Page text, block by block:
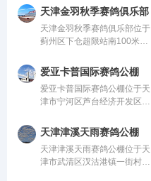
国信鸽协会监管。该公棚以国
际、国内先进、科学合理的设
计方案进行建设，采用一体化
钢架结构，公棚
天津金羽秋季赛鸽俱乐部
天津金羽秋季赛鸽俱乐部位于
蓟州区下仓超限站南100米路
公棚以国际、国内先进、科学
合理的设计方案进行建设，采
用一体化钢架结构，公棚长
200米，宽28米，高
爱亚卡普国际赛鸽公棚
爱亚卡普国际赛鸽公棚位于天
津市宁河区芦台经济开发区新
监管。该公棚以国际、国内先
进、科学合理的设计方案进行
建设，采用一体化钢架结构，
公棚长200
天津津溪天雨赛鸽公棚
天津津溪天雨赛鸽公棚位于天
津市武清区汊沽港镇一街村政